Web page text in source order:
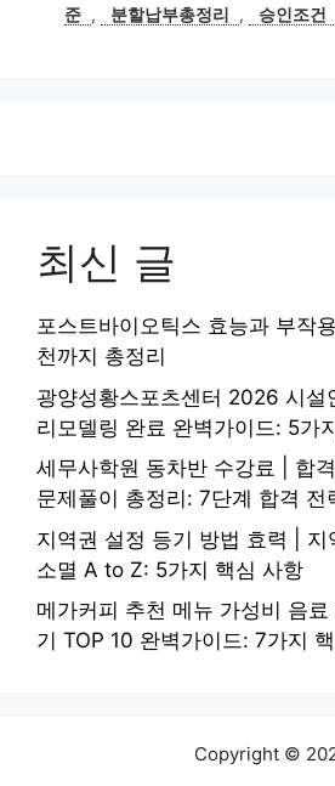
준 , 분할납부총정리 , 승인조건
최신 글
포스트바이오틱스 효능과 부작
천까지 총정리
광양성황스포츠센터 2026 시설
리모델링 완료 완벽가이드: 5가
세무사학원 동차반 수강료 | 합
문제풀이 총정리: 7단계 합격 전
지역권 설정 등기 방법 효력 | 지
소멸 A to Z: 5가지 핵심 사항
메가커피 추천 메뉴 가성비 음
기 TOP 10 완벽가이드: 7가지
Copyright ©